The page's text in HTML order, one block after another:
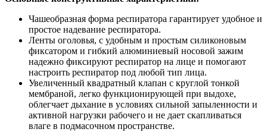
Чашеобразная форма респиратора гарантирует удобное и
простое надевание респиратора.
Ленты оголовья, с удобным и простым силиконовым
фиксатором и гибкий алюминиевый носовой зажим
надежно фиксируют респиратор на лице и помогают
настроить респиратор под любой тип лица.
Увеличенный квадратный клапан с круглой тонкой
мембраной, легко функционирующей при выдохе,
облегчает дыхание в условиях сильной запыленности и
активной нагрузки рабочего и не дает скапливаться
влаге в подмасочном пространстве.